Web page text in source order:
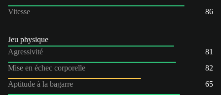
Vitesse
86
Jeu physique
Agressivité
81
Mise en échec corporelle
82
Aptitude à la bagarre
65